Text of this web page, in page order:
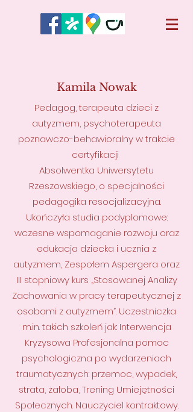
Kamila Nowak
Pedagog, terapeuta dzieci z
autyzmem, psychoterapeuta
poznawczo-behawioralny w trakcie
certyfikacji
Absolwentka Uniwersytetu
Rzeszowskiego, o specjalności
pedagogika resocjalizacyjna.
Ukończyła studia podyplomowe:
wczesne wspomaganie rozwoju oraz
edukacja dziecka i ucznia z
autyzmem, Zespołem Aspergera oraz
III stopniowy kurs „Stosowanej Analizy
Zachowania w pracy terapeutycznej z
osobami z autyzmem”. Uczestniczka
m.in. takich szkoleń jak: Interwencja
Kryzysowa Profesjonalna pomoc
psychologiczna po wydarzeniach
traumatycznych: przemoc, wypadek,
strata, żałoba, Trening Umiejętności
Społecznych. Nauczyciel kontraktowy.